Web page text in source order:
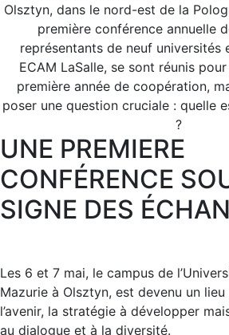
Olsztyn, dans le nord-est de la
première conférence annuelle
représentants de neuf universités
ECAM LaSalle, se sont réunis
première année de coopération,
poser une question cruciale : quelle
?
UNE PREMIERE
CONFÉRENCE
SIGNE DES
Les 6 et 7 mai, le campus de
Mazurie à Olsztyn, est devenu un
l’avenir, la stratégie à développer
au dialogue et à la diversité.